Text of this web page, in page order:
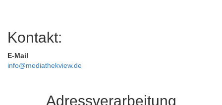
Kontakt:
E-Mail
info@mediathekview.de
Adressverarbeitung